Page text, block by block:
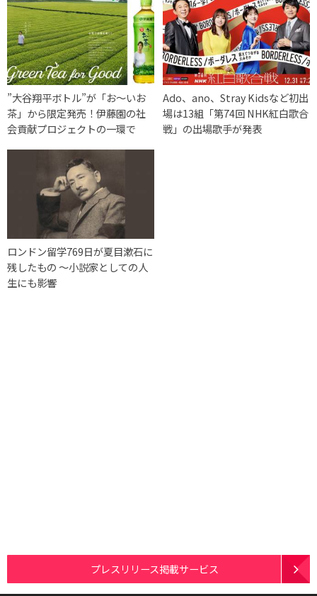
”大谷翔平ボトル”が「お～いお
茶」から限定発売！伊藤園の社
会貢献プロジェクトの一環で
Ado、ano、Stray Kidsなど初出
場は13組「第74回 NHK紅白歌合
戦」の出場歌手が発表
ロンドン留学769日が夏目漱石に
残したもの 〜小説家としての人
生にも影響
プレスリリース掲載サービス